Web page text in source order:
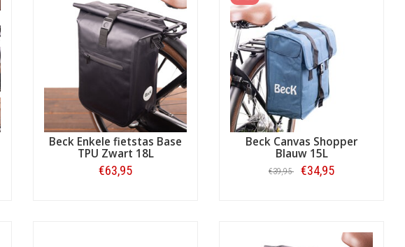
Beck Enkele fietstas Base
TPU Zwart 18L
€63,95
Beck Canvas Shopper
Blauw 15L
€39,95 €34,95